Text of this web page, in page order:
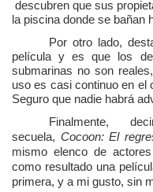
descubren que sus
la piscina donde se bañan
Por otro lado,
película y es que los
submarinas no son
uso es casi continuo en el
Seguro que nadie habrá
Finalmente,
secuela, Cocoon: El
mismo elenco de
como resultado una
primera, y a mi gusto, sin